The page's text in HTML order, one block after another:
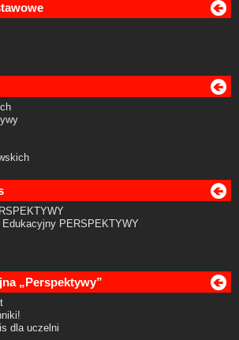
PERSPEKTYWY
„Perspektywy”
dla uczelni